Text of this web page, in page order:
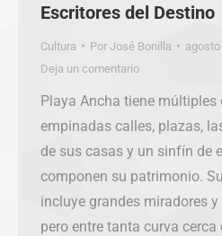
Escritores del Destino
Cultura Por José Bonilla
Deja un comentario
Playa Ancha tiene múltiples
empinadas calles, plazas,
de sus casas y un sinfín de
componen su patrimonio.
incluye grandes miradores
pero entre tanta curva